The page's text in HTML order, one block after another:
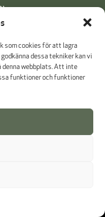
som cookies för att lagra
dessa tekniker kan vi
denna webbplats. Att inte
funktioner och funktioner